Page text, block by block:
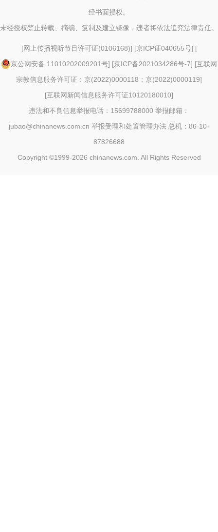
经书面授权。
未经授权禁止转载、摘编、复制及建立镜像，违者将依法追究法律责任。
[网上传播视听节目许可证(0106168)] [京ICP证040655号] [
京公网安备 11010202009201号] [京ICP备2021034286号-7] [互联网
宗教信息服务许可证：京(2022)0000118；京(2022)0000119]
[互联网新闻信息服务许可证10120180010]
违法和不良信息举报电话：15699788000 举报邮箱：
jubao@chinanews.com.cn 举报受理和处置管理办法 总机：86-10-
87826688
Copyright ©1999-2026 chinanews.com. All Rights Reserved